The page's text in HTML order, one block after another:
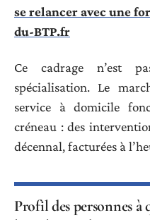
se relancer avec une
du-BTP.fr
Ce cadrage n’est
spécialisation. Le
service à domicile
créneau : des
décennal, facturées à
Profil des personnes